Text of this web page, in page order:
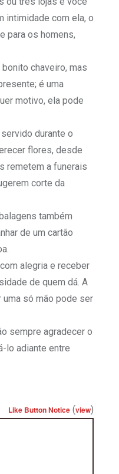
intimidade com ela, o
para os homens,
chaveiro, mas
é uma
motivo, ela pode
durante o
flores, desde
remetem a funerais
corte da
também
de um cartão
alegria e receber
de quem dá. A
só mão pode ser
sempre agradecer o
lo adiante entre
Like Button Notice (view)